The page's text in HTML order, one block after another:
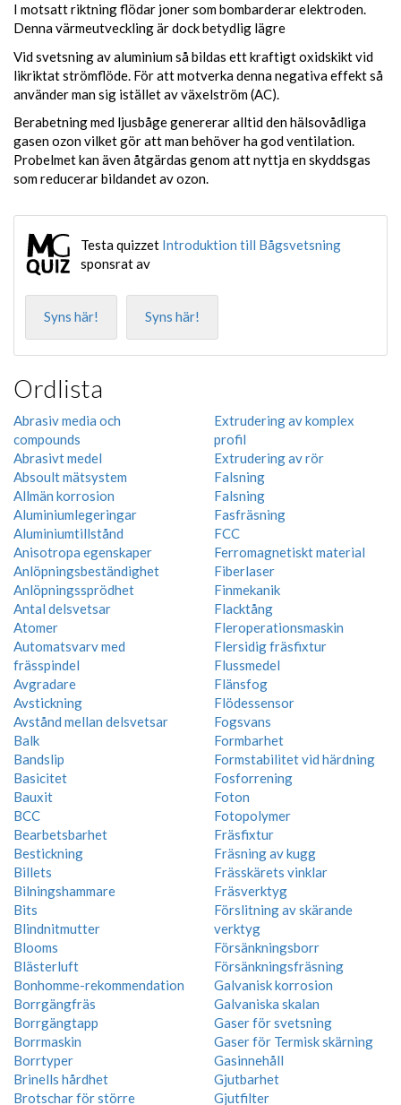
I motsatt riktning flödar joner som bombarderar elektroden.
Denna värmeutveckling är dock betydlig lägre
Vid svetsning av aluminium så bildas ett kraftigt oxidskikt vid
likriktat strömflöde. För att motverka denna negativa effekt så
använder man sig istället av växelström (AC).
Berabetning med ljusbåge genererar alltid den hälsovådliga
gasen ozon vilket gör att man behöver ha god ventilation.
Probelmet kan även åtgärdas genom att nyttja en skyddsgas
som reducerar bildandet av ozon.
Testa quizzet Introduktion till Bågsvetsning
sponsrat av
Syns här! Syns här!
Ordlista
Abrasiv media och
compounds
Abrasivt medel
Absoult mätsystem
Allmän korrosion
Aluminiumlegeringar
Aluminiumtillstånd
Anisotropa egenskaper
Anlöpningsbeständighet
Anlöpningssprödhet
Antal delsvetsar
Atomer
Automatsvarv med
frässpindel
Avgradare
Avstickning
Avstånd mellan delsvetsar
Balk
Bandslip
Basicitet
Bauxit
BCC
Bearbetsbarhet
Bestickning
Billets
Bilningshammare
Bits
Blindnitmutter
Blooms
Blästerluft
Bonhomme-rekommendation
Borrgängfräs
Borrgängtapp
Borrmaskin
Borrtyper
Brinells hårdhet
Brotschar för större
Extrudering av komplex
profil
Extrudering av rör
Falsning
Falsning
Fasfräsning
FCC
Ferromagnetiskt material
Fiberlaser
Finmekanik
Flacktång
Fleroperationsmaskin
Flersidig fräsfixtur
Flussmedel
Flänsfog
Flödessensor
Fogsvans
Formbarhet
Formstabilitet vid härdning
Fosforrening
Foton
Fotopolymer
Fräsfixtur
Fräsning av kugg
Frässkärets vinklar
Fräsverktyg
Förslitning av skärande
verktyg
Försänkningsborr
Försänkningsfräsning
Galvanisk korrosion
Galvaniska skalan
Gaser för svetsning
Gaser för Termisk skärning
Gasinnehåll
Gjutbarhet
Gjutfilter